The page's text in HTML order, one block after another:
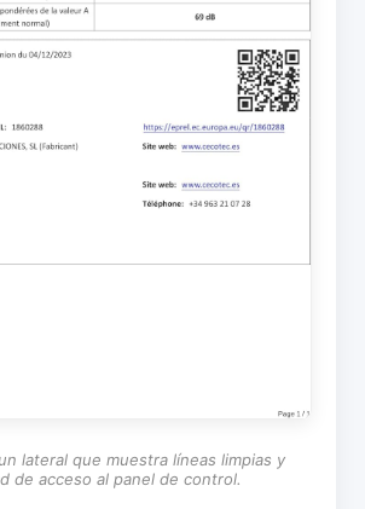
lateral que muestra líneas limpias y
de acceso al panel de control.